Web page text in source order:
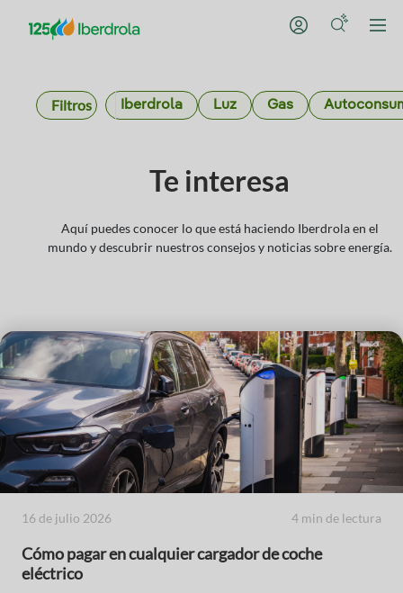
Filtros Iberdrola Luz Gas
Te interesa
Aquí puedes conocer lo que está haciendo Iberdrola en el
mundo y descubrir nuestros consejos y noticias sobre energía.
16 de julio 2026 4 min de lectura
Cómo pagar en cualquier cargador de coche
eléctrico